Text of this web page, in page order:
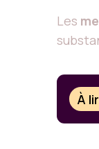
Les
À